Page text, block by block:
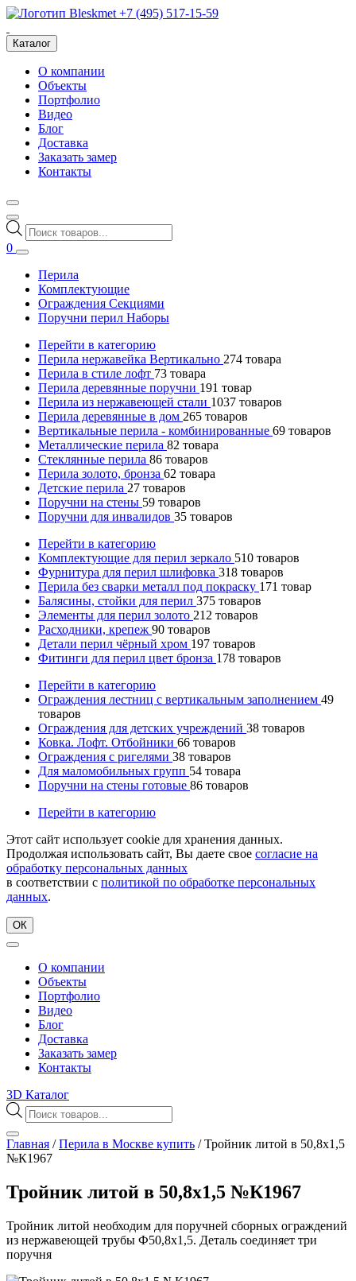
+7 (495) 517-15-59
Каталог
О компании
Объекты
Портфолио
Видео
Блог
Доставка
Заказать замер
Контакты
Поиск
товаров
0
Перила
Комплектующие
Ограждения Секциями
Поручни перил Наборы
Перейти в категорию
Перила нержавейка Вертикально 274 товара
Перила в стиле лофт 73 товара
Перила деревянные поручни 191 товар
Перила из нержавеющей стали 1037 товаров
Перила деревянные в дом 265 товаров
Вертикальные перила - комбинированные 69 товаров
Металлические перила 82 товара
Стеклянные перила 86 товаров
Перила золото, бронза 62 товара
Детские перила 27 товаров
Поручни на стены 59 товаров
Поручни для инвалидов 35 товаров
Перейти в категорию
Комплектующие для перил зеркало 510 товаров
Фурнитура для перил шлифовка 318 товаров
Перила без сварки металл под покраску 171 товар
Балясины, стойки для перил 375 товаров
Элементы для перил золото 212 товаров
Расходники, крепеж 90 товаров
Детали перил чёрный хром 197 товаров
Фитинги для перил цвет бронза 178 товаров
Перейти в категорию
Ограждения лестниц с вертикальным заполнением 49
товаров
Ограждения для детских учреждений 38 товаров
Ковка. Лофт. Отбойники 66 товаров
Ограждения с ригелями 38 товаров
Для маломобильных групп 54 товара
Поручни на стены готовые 86 товаров
Перейти в категорию
Этот сайт использует cookie для хранения данных.
Продолжая использовать сайт, Вы даете свое согласие на
обработку персональных данных
в соответствии с политикой по обработке персональных
данных.
ОК
О компании
Объекты
Портфолио
Видео
Блог
Доставка
Заказать замер
Контакты
3D Каталог
Поиск
товаров
Главная /Перила в Москве купить /Тройник литой в 50,8х1,5
№К1967
Тройник литой в 50,8х1,5 №К1967
Тройник литой необходим для поручней сборных ограждений
из нержавеющей трубы Ф50,8х1,5. Деталь соединяет три
поручня